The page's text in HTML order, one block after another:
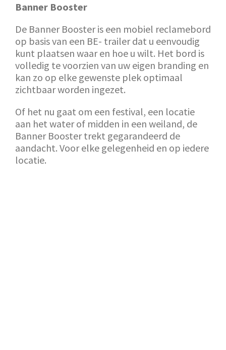
Banner Booster
De Banner Booster is een mobiel reclamebord
op basis van een BE- trailer dat u eenvoudig
kunt plaatsen waar en hoe u wilt. Het bord is
volledig te voorzien van uw eigen branding en
kan zo op elke gewenste plek optimaal
zichtbaar worden ingezet.
Of het nu gaat om een festival, een locatie
aan het water of midden in een weiland, de
Banner Booster trekt gegarandeerd de
aandacht. Voor elke gelegenheid en op iedere
locatie.